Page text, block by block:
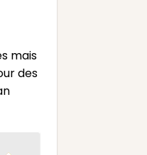
mais
des